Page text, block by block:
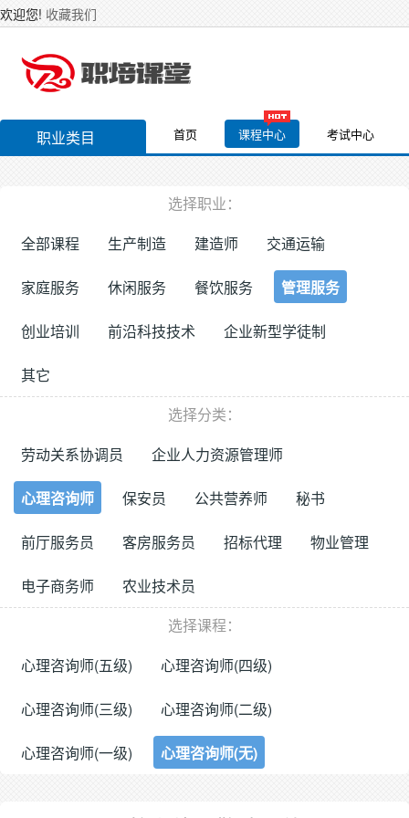
欢迎您! 收藏我们
职业类目 首页 课程中心 考试中心
选择职业：
全部课程
生产制造 建造师 交通运输
家庭服务 休闲服务 餐饮服务 管理服务
创业培训 前沿科技技术 企业新型学徒制
其它
选择分类：
劳动关系协调员
企业人力资源管理师
心理咨询师 保安员 公共营养师 秘书
前厅服务员 客房服务员 招标代理 物业管理
电子商务师
农业技术员
选择课程：
心理咨询师(五级)
心理咨询师(四级)
心理咨询师(三级) 心理咨询师(二级)
心理咨询师(一级) 心理咨询师(无)